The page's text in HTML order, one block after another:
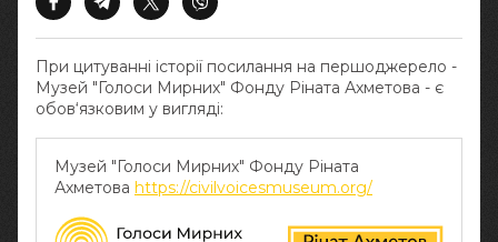
При цитуванні історії посилання на першоджерело -
Музей "Голоси Мирних" Фонду Ріната Ахметова - є
обов‘язковим у вигляді:
Музей "Голоси Мирних" Фонду Ріната
Ахметова https://civilvoicesmuseum.org/